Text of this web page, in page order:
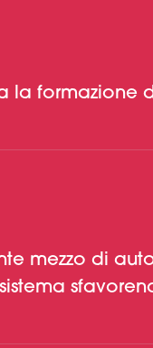
la formazione
mezzo di